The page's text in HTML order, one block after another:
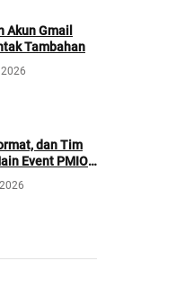
Akun Gmail
Tambahan
dan Tim
Event PMIO